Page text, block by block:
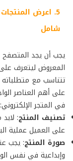
5. اعرض
شامل
يجب أن يجد المتصفح
المعروض ليتعرف
تتناسب مع
على أهم العناصر
في المتجر الإلكتروني:
تصنيف المنتج:
على العميل عملية
صورة المنتج: يجب
وإبداعية في نفس